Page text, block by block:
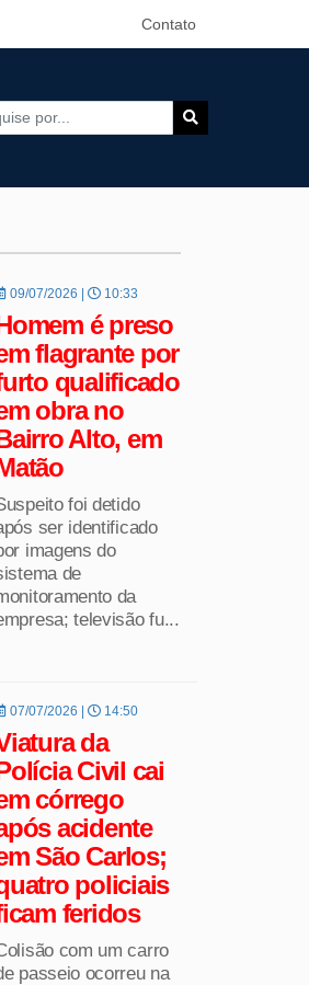
Contato
09/07/2026 | 10:33
é preso
flagrante por
qualificado
obra no
Alto, em
foi detido
ser identificado
imagens do
de
da
televisão fu...
07/07/2026 | 14:50
da
Civil cai
córrego
acidente
São Carlos;
policiais
feridos
com um carro
passeio ocorreu na